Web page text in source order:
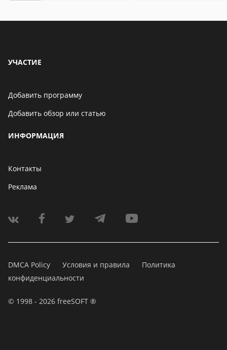
УЧАСТИЕ
Добавить программу
Добавить обзор или статью
ИНФОРМАЦИЯ
Контакты
Реклама
DMCA Policy Условия и правила
Политика
конфиденциальности
© 1998 - 2026 freeSOFT ®